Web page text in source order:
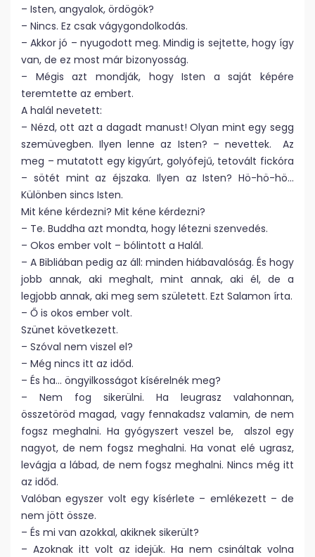
– Isten, angyalok, ördögök?
– Nincs. Ez csak vágygondolkodás.
– Akkor jó – nyugodott meg. Mindig is sejtette, hogy így
van, de ez most már bizonyosság.
– Mégis azt mondják, hogy Isten a saját képére
teremtette az embert.
A halál nevetett:
– Nézd, ott azt a dagadt manust! Olyan mint egy segg
szemüvegben. Ilyen lenne az Isten? – nevettek. Az
meg – mutatott egy kigyúrt, golyófejű, tetovált fickóra
– sötét mint az éjszaka. Ilyen az Isten? Hö-hö-hö…
Különben sincs Isten.
Mit kéne kérdezni? Mit kéne kérdezni?
– Te. Buddha azt mondta, hogy létezni szenvedés.
– Okos ember volt – bólintott a Halál.
– A Bibliában pedig az áll: minden hiábavalóság. És hogy
jobb annak, aki meghalt, mint annak, aki él, de a
legjobb annak, aki meg sem született. Ezt Salamon írta.
– Ő is okos ember volt.
Szünet következett.
– Szóval nem viszel el?
– Még nincs itt az időd.
– És ha… öngyilkosságot kísérelnék meg?
– Nem fog sikerülni. Ha leugrasz valahonnan,
összetöröd magad, vagy fennakadsz valamin, de nem
fogsz meghalni. Ha gyógyszert veszel be, alszol egy
nagyot, de nem fogsz meghalni. Ha vonat elé ugrasz,
levágja a lábad, de nem fogsz meghalni. Nincs még itt
az időd.
Valóban egyszer volt egy kísérlete – emlékezett – de
nem jött össze.
– És mi van azokkal, akiknek sikerült?
– Azoknak itt volt az idejük. Ha nem csináltak volna